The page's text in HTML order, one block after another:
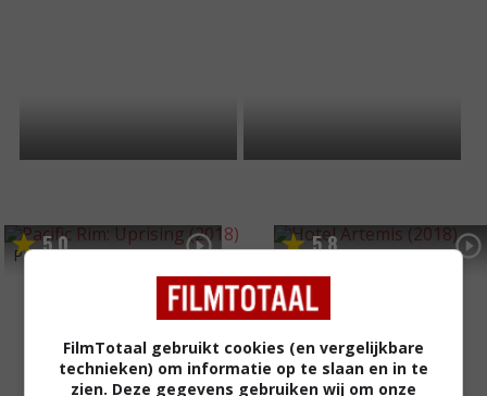
5,0
Pacific Rim: Uprising (2018) 5,8
Hotel Artemis (2018)
FilmTotaal gebruikt cookies (en vergelijkbare
technieken) om informatie op te slaan en in te
zien. Deze gegevens gebruiken wij om onze